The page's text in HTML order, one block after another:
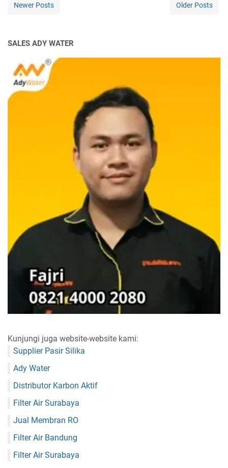
Newer Posts Older Posts
SALES ADY WATER
Kunjungi juga website-website kami:
Supplier Pasir Silika
Ady Water
Distributor Karbon Aktif
Filter Air Surabaya
Jual Membran RO
Filter Air Bandung
Filter Air Surabaya